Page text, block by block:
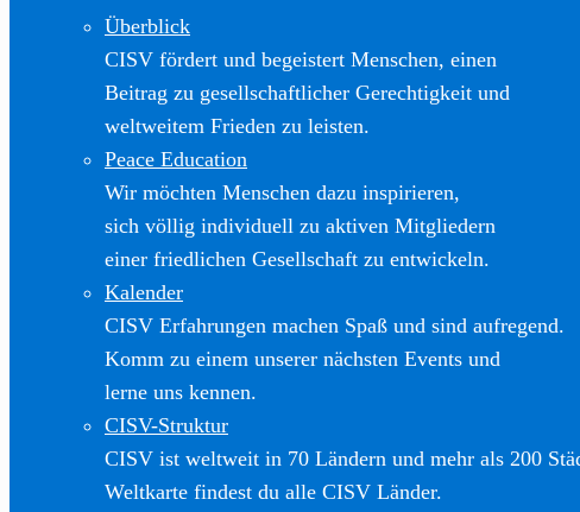
Überblick
CISV fördert und begeistert Menschen, einen
Beitrag zu gesellschaftlicher Gerechtigkeit und
weltweitem Frieden zu leisten.
Peace Education
Wir möchten Menschen dazu inspirieren,
sich völlig individuell zu aktiven Mitgliedern
einer friedlichen Gesellschaft zu entwickeln.
Kalender
CISV Erfahrungen machen Spaß und sind aufregend.
Komm zu einem unserer nächsten Events und
lerne uns kennen.
CISV-Struktur
CISV ist weltweit in 70 Ländern und mehr als 200
Weltkarte findest du alle CISV Länder.